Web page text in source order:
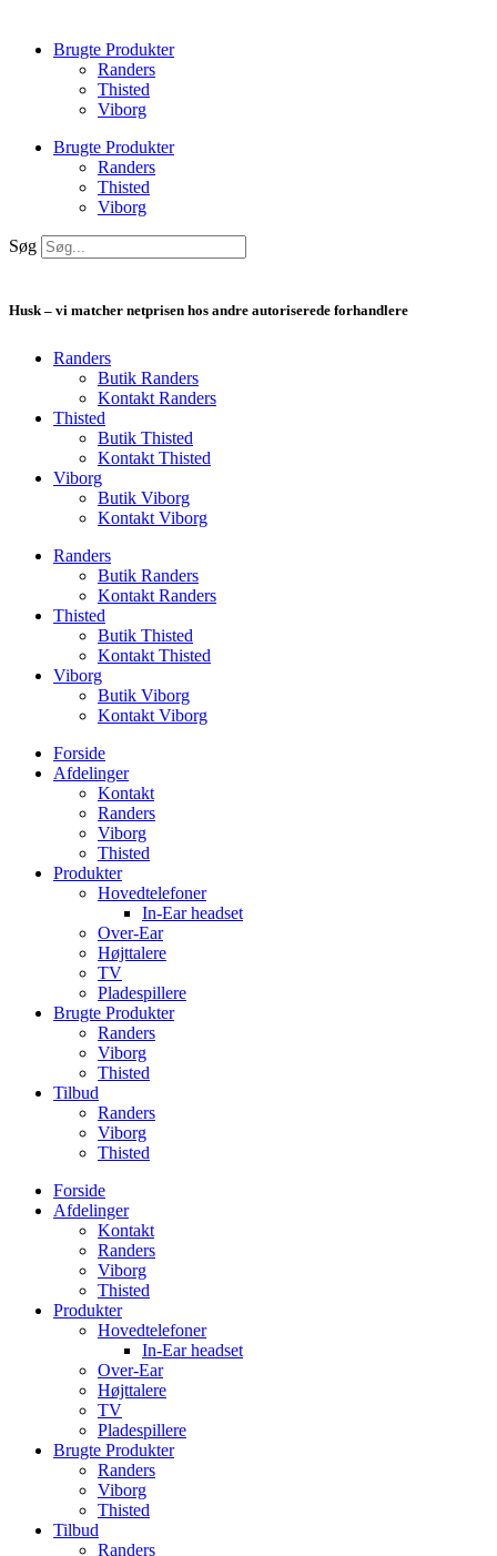
Brugte Produkter
Randers
Thisted
Viborg
Brugte Produkter
Randers
Thisted
Viborg
Søg
Husk – vi matcher netprisen hos andre autoriserede forhandlere
Randers
Butik Randers
Kontakt Randers
Thisted
Butik Thisted
Kontakt Thisted
Viborg
Butik Viborg
Kontakt Viborg
Randers
Butik Randers
Kontakt Randers
Thisted
Butik Thisted
Kontakt Thisted
Viborg
Butik Viborg
Kontakt Viborg
Forside
Afdelinger
Kontakt
Randers
Viborg
Thisted
Produkter
Hovedtelefoner
In-Ear headset
Over-Ear
Højttalere
TV
Pladespillere
Brugte Produkter
Randers
Viborg
Thisted
Tilbud
Randers
Viborg
Thisted
Forside
Afdelinger
Kontakt
Randers
Viborg
Thisted
Produkter
Hovedtelefoner
In-Ear headset
Over-Ear
Højttalere
TV
Pladespillere
Brugte Produkter
Randers
Viborg
Thisted
Tilbud
Randers